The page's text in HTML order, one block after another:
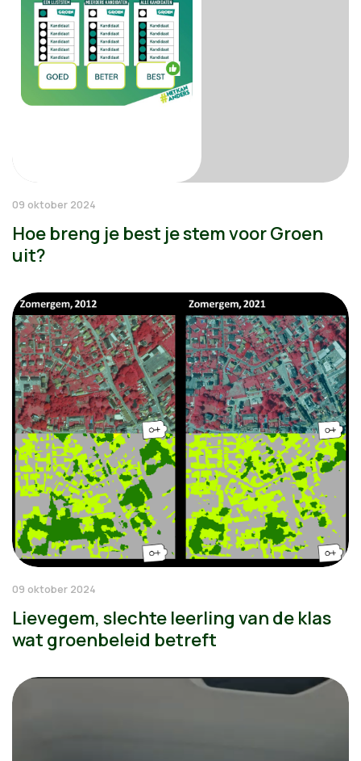
09 oktober 2024
Hoe breng je best je stem voor Groen
uit?
09 oktober 2024
Lievegem, slechte leerling van de klas
wat groenbeleid betreft